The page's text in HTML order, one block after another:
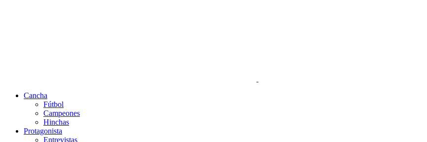
Cancha
Fútbol
Campeones
Hinchas
Protagonista
Entrevistas